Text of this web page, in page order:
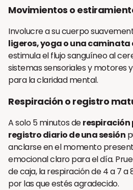
Movimientos o
Involucre a su cuerpo
ligeros, yoga o una caminata
estimula el flujo sanguíneo al
sistemas sensoriales y motores
para la claridad mental.
Respiración o registro
A solo 5 minutos derespiración
registro diario de una sesión
anclarse en el momento
emocional claro para el día.
de caja, la respiración de 4 a 7 a
por las que estés agradecido.